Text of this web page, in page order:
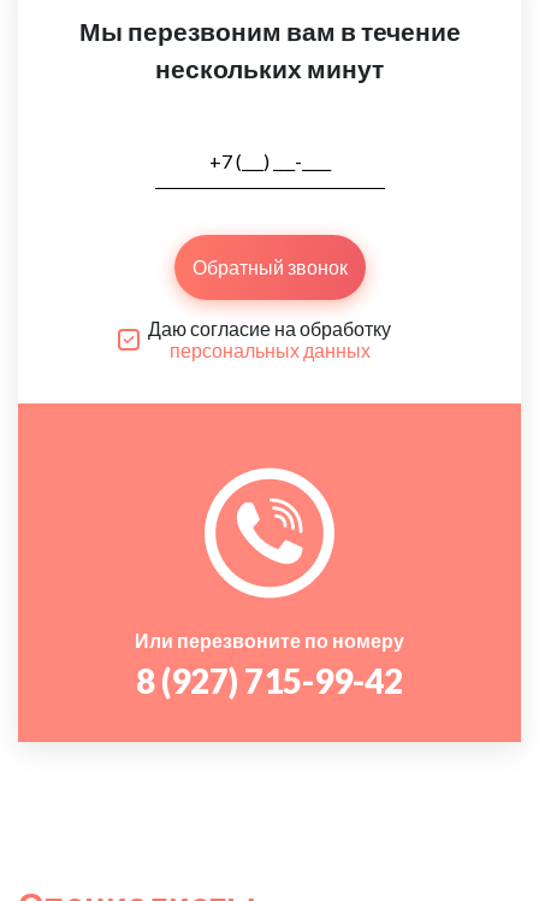
Мы перезвоним вам в течение
нескольких минут
Обратный звонок
Даю согласие на обработку
персональных данных
Или перезвоните по номеру
8 (927) 715-99-42